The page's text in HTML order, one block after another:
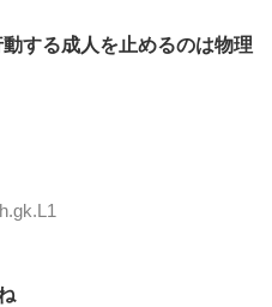
する成人を止めるのは物理